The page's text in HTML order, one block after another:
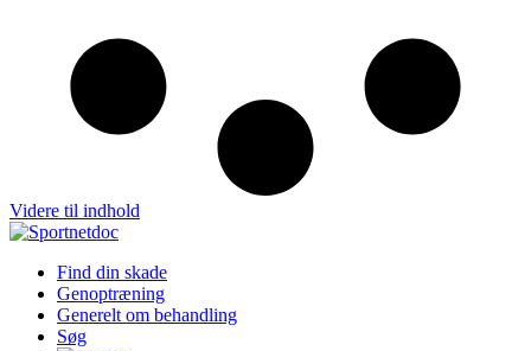
Videre til indhold
Find din skade
Genoptræning
Generelt om behandling
Søg